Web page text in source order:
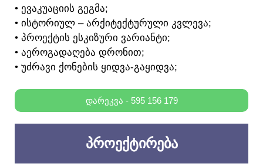
• ᲔᲕᲐᲙᲣᲐᲪᲘᲘᲡ ᲒᲔᲒᲛᲐ;
• ᲘᲡᲢᲝᲠᲘᲣᲚ – ᲐᲠᲥᲘᲢᲔᲥᲢᲣᲠᲣᲚᲘ ᲙᲕᲚᲔᲕᲐ;
• ᲞᲠᲝᲔᲥᲢᲘᲡ ᲔᲡᲙᲘᲖᲣᲠᲘ ᲕᲐᲠᲘᲐᲜᲢᲘ;
• ᲐᲔᲠᲝᲒᲐᲓᲐᲦᲔᲑᲐ ᲓᲠᲝᲜᲘᲗ;
• ᲣᲫᲠᲐᲕᲘ ᲥᲝᲜᲔᲑᲘᲡ ᲧᲘᲓᲕᲐ-ᲒᲐᲧᲘᲓᲕᲐ;
ᲓᲐᲠᲔᲙᲕᲐ - 595 156 179
ᲞᲠᲝᲔᲥᲢᲘᲠᲔᲑᲐ